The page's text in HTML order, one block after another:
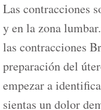
Las contracciones
y en la zona
las contracciones
preparación del
empezar a
sientas un dolor